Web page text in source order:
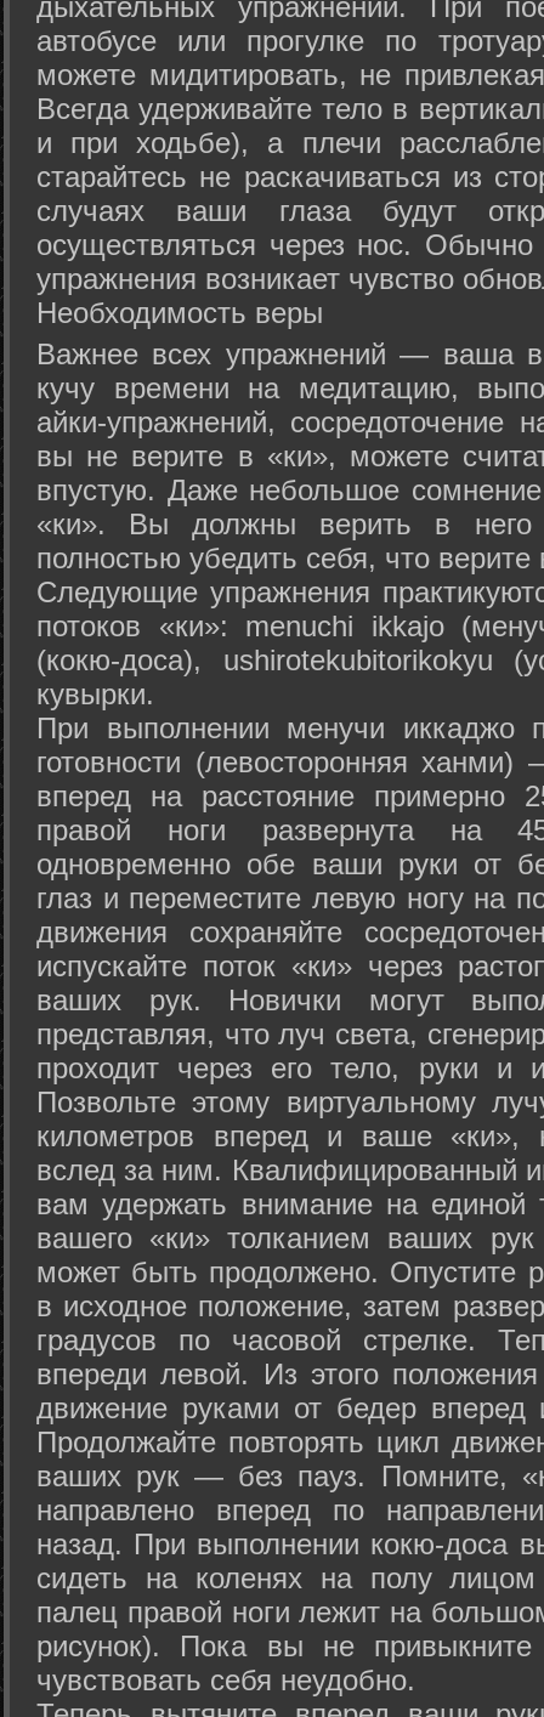
автобусе или прогулке по
можете мидитировать, не
Всегда удерживайте тело в
и при ходьбе), а плечи
старайтесь не раскачиваться из
случаях ваши глаза будут
осуществляться через нос. Обычно
упражнения возникает чувство
Необходимость веры
Важнее всех упражнений — ваша
кучу времени на медитацию,
айки-упражнений, сосредоточение
вы не верите в «ки», можете
впустую. Даже небольшое сомнение
«ки». Вы должны верить в
полностью убедить себя, что верите
Следующие упражнения
потоков «ки»: menuchi ikkajo
(кокю-доса), ushiro­tekubitori­kokyu
кувырки.
При выполнении менучи иккаджо
готовности (левосторонняя
вперед на расстояние примерно
правой ноги развернута на
одновременно обе ваши руки от
глаз и переместите левую ногу на
движения сохраняйте
испускайте поток «ки» через
ваших рук. Новички могут
представляя, что луч света,
проходит через его тело, руки и
Позвольте этому виртуальному
километров вперед и ваше «ки»,
вслед за ним. Квалифицированный
вам удержать внимание на единой
вашего «ки» толканием ваших
может быть продолжено. Опустите
в исходное положение, затем
градусов по часовой стрелке.
впереди левой. Из этого
движение руками от бедер вперед
Продолжайте повторять цикл
ваших рук — без пауз. Помните,
направлено вперед по
назад. При выполнении кокю-доса
сидеть на коленях на полу
палец правой ноги лежит на
рисунок). Пока вы не
чувствовать себя неудобно.